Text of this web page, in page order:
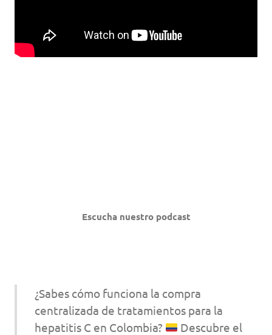
Escucha nuestro podcast
¿Sabes cómo funciona la compra
centralizada de tratamientos para la
hepatitis C en Colombia?
Descubre el